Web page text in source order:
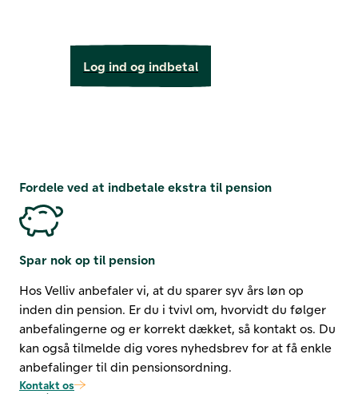
Log ind og indbetal
Fordele ved at indbetale ekstra til pension
Spar nok op til pension
Hos Velliv anbefaler vi, at du sparer syv års løn op
inden din pension. Er du i tvivl om, hvorvidt du følger
anbefalingerne og er korrekt dækket, så kontakt os. Du
kan også tilmelde dig vores nyhedsbrev for at få enkle
anbefalinger til din pensionsordning.
Kontakt os